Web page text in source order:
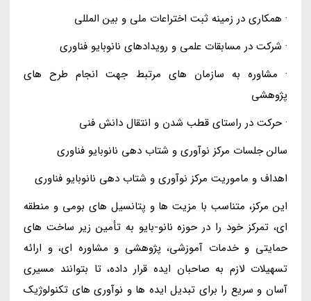
· همکاری در زمینه ثبت اختراعات ملی و بین المللی
· شرکت در مسابقات علمی و رویدادهای نانوبایو فناوری
· مشاوره به سازمان های مرتبط جهت انجام طرح های
پژوهشی
· حرکت در راستای قطب شدن و انتقال دانش فنی
سالن جلسات مرکز نوآوری و شتاب دهی نانوبایو فناوری
اهداف و ماموریت مرکز نوآوری و شتاب دهی نانوبایو فناوری
این مرکز، متناسب با مزیت ها و پتانسیل های بومی و منطقه
ای، تمرکز خود را در حوزه نانو-بایو به تأمین زیر ساخت های
حمایتی و خدمات آموزشی، پژوهشی و مشاوره ای، و ارائه
تسهیلات لازم به صاحبان ایده قرار داده، تا بتوانند مسیری
آسان و سریع را برای تبدیل ایده ها و نوآوری های تکنولوژیک